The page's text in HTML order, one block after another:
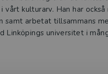
vårt kulturarv. Han har
samt arbetat tillsammans
Linköpings universitet i